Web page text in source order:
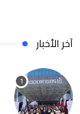
آخر الأخبار